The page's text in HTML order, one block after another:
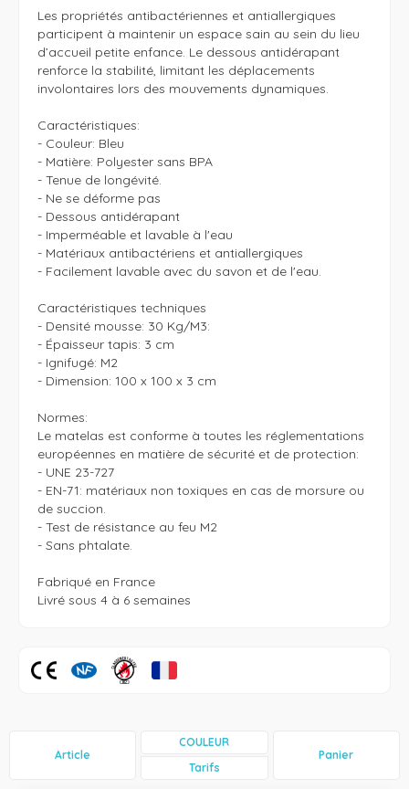
Les propriétés antibactériennes et antiallergiques
participent à maintenir un espace sain au sein du lieu
d’accueil petite enfance. Le dessous antidérapant
renforce la stabilité, limitant les déplacements
involontaires lors des mouvements dynamiques.
Caractéristiques:
- Couleur: Bleu
- Matière: Polyester sans BPA
- Tenue de longévité.
- Ne se déforme pas
- Dessous antidérapant
- Imperméable et lavable à l'eau
- Matériaux antibactériens et antiallergiques
- Facilement lavable avec du savon et de l'eau.
Caractéristiques techniques
- Densité mousse: 30 Kg/M3:
- Épaisseur tapis: 3 cm
- Ignifugé: M2
- Dimension: 100 x 100 x 3 cm
Normes:
Le matelas est conforme à toutes les réglementations
européennes en matière de sécurité et de protection:
- UNE 23-727
- EN-71: matériaux non toxiques en cas de morsure ou
de succion.
- Test de résistance au feu M2
- Sans phtalate.
Fabriqué en France
Livré sous 4 à 6 semaines
Article
COULEUR
Tarifs
Panier